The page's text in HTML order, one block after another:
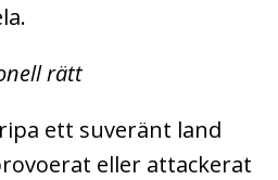
rätt
ett suveränt land
eller attackerat